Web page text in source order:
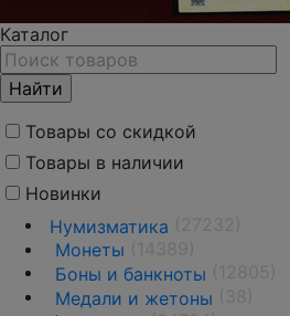
Каталог
Товары со скидкой
Товары в наличии
Новинки
Нумизматика
Монеты
Боны и банкноты
Медали и жетоны